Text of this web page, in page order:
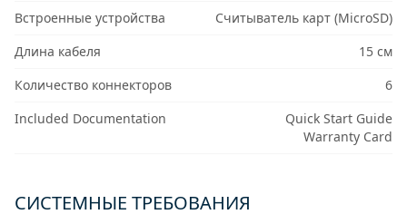
Встроенные устройства
Считыватель карт (MicroSD)
Длина кабеля
15 см
Количество коннекторов
6
Included Documentation
Quick Start Guide
Warranty Card
СИСТЕМНЫЕ ТРЕБОВАНИЯ